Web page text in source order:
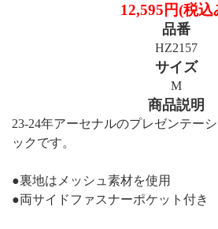
12,595円(税込
品番
HZ2157
サイズ
M
商品説明
23-24年アーセナルのプレゼンテー
ックです。
●裏地はメッシュ素材を使用
●両サイドファスナーポケット付き